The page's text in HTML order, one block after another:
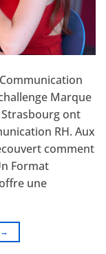
Marque
ont
RH. Aux
comment
Format
une
→